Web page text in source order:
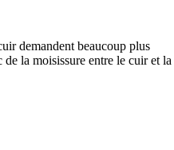
demandent beaucoup plus
la moisissure entre le cuir et la